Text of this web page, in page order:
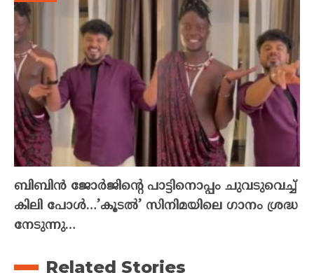
ബിബിൻ ജോർജിന്റെ പാട്ടിനൊപ്പം ചുവടുവെച്ച്
കിലി പോൾ…’കൂടൽ’ സിനിമയിലെ ഗാനം ശ്രദ്ധ
നേടുന്നു…
Related Stories